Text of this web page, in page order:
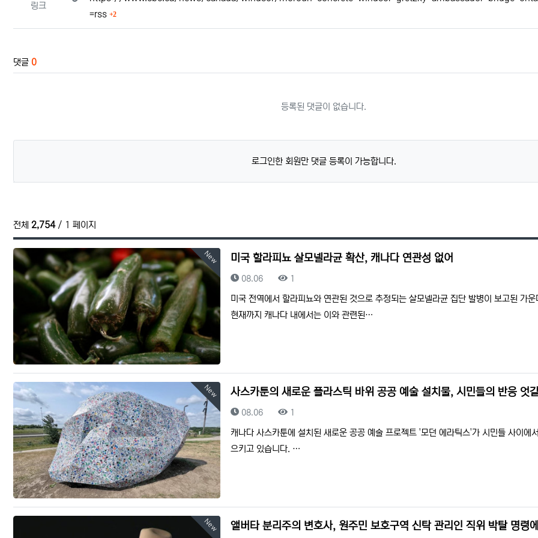
링크
=rss
2회 연결
댓글 0
등록된 댓글이 없습니다.
로그인한 회원만 댓글 등록이 가능합니다.
전체 2,754/ 1 페이지
New 미국 할라피뇨 살모넬라균 확산, 캐나다 연관성 없어
등록일
08.06 조회
1
미국 전역에서 할라피뇨와 연관된 것으로 추정되는 살모넬라균 집단 발병이 보고된 가
현재까지 캐나다 내에서는 이와 관련된…
New 사스카툰의 새로운 플라스틱 바위 공공 예술 설치물, 시민들의 반응 엇
등록일
08.06 조회
1
캐나다 사스카툰에 설치된 새로운 공공 예술 프로젝트 '모던 에라틱스'가 시민들 사이에
으키고 있습니다. …
New 앨버타 분리주의 변호사, 원주민 보호구역 신탁 관리인 직위 박탈 명령